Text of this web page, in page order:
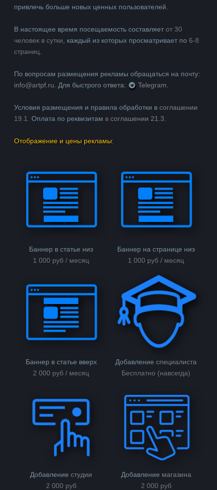
привлечь больше новых ценных пользователей.
В настоящее время посещаемость составляетот 30
человек в сутки , каждый из которых просматривает по6-8
страниц
По вопросам размещения рекламы обращаться на почту:
info@artpf.ru.
Для быстрого ответа: Telegram.
Условия размещения и правила обработки вcоглашении
19.1.
Оплата по реквизитам вcоглашении 21.3.
Отображение и цены рекламы:
Баннер в статье низ
1 000 руб / месяц
Баннер на странице низ
1 000 руб / месяц
Баннер в статье вверх
2 000 руб / месяц
Добавление специалиста
Бесплатно (навсегда)
Добавление студии
2 000 руб
Добавление магазина
2 000 руб